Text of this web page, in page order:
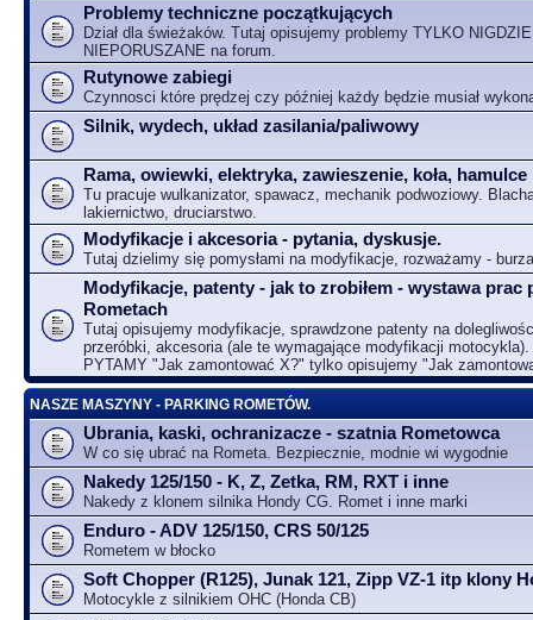
Problemy techniczne początkujących
Dział dla świeżaków. Tutaj opisujemy problemy TYLKO NIGDZIE
NIEPORUSZANE na forum.
Rutynowe zabiegi
Czynnosci które prędzej czy później każdy będzie musiał
Silnik, wydech, układ zasilania/paliwowy
Rama, owiewki, elektryka, zawieszenie, koła, hamulce
Tu pracuje wulkanizator, spawacz, mechanik podwoziowy.
lakiernictwo, druciarstwo.
Modyfikacje i akcesoria - pytania, dyskusje.
Tutaj dzielimy się pomysłami na modyfikacje, rozważamy -
Modyfikacje, patenty - jak to zrobiłem - wystawa prac
Rometach
Tutaj opisujemy modyfikacje, sprawdzone patenty na
przeróbki, akcesoria (ale te wymagające modyfikacji
PYTAMY "Jak zamontować X?" tylko opisujemy "Jak
NASZE MASZYNY - PARKING ROMETÓW.
Ubrania, kaski, ochranizacze - szatnia Rometowca
W co się ubrać na Rometa. Bezpiecznie, modnie wi wygodnie
Nakedy 125/150 - K, Z, Zetka, RM, RXT i inne
Nakedy z klonem silnika Hondy CG. Romet i inne marki
Enduro - ADV 125/150, CRS 50/125
Rometem w błocko
Soft Chopper (R125), Junak 121, Zipp VZ-1 itp klony
Motocykle z silnikiem OHC (Honda CB)